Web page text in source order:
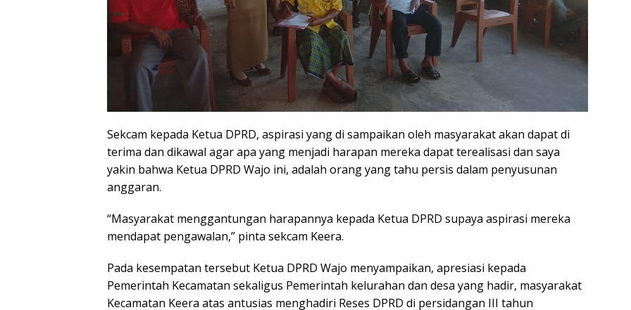
Sekcam kepada Ketua DPRD, aspirasi yang di sampaikan oleh masyarakat akan dapat di
terima dan dikawal agar apa yang menjadi harapan mereka dapat terealisasi dan saya
yakin bahwa Ketua DPRD Wajo ini, adalah orang yang tahu persis dalam penyusunan
anggaran.
“Masyarakat menggantungan harapannya kepada Ketua DPRD supaya aspirasi mereka
mendapat pengawalan,” pinta sekcam Keera.
Pada kesempatan tersebut Ketua DPRD Wajo menyampaikan, apresiasi kepada
Pemerintah Kecamatan sekaligus Pemerintah kelurahan dan desa yang hadir, masyarakat
Kecamatan Keera atas antusias menghadiri Reses DPRD di persidangan III tahun